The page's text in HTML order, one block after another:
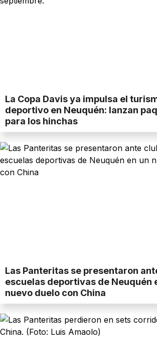
La Copa Davis ya impulsa el
deportivo en Neuquén: lanzan
para los hinchas
Las Panteritas se presentaron
escuelas deportivas de Neuquén
nuevo duelo con China